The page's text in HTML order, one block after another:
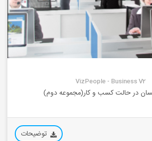
VizPeople - Business V2
در حالت کسب و کار(مجموعه دوم)
توضیحات